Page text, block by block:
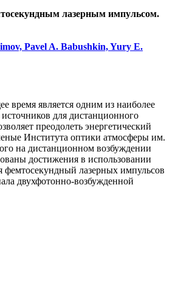
лазерным импульсом.
Pavel A. Babushkin, Yury E.
время является одним из наиболее
для дистанционного
преодолеть энергетический
Института оптики атмосферы им.
на дистанционном возбуждении
достижения в использовании
фемтосекундный лазерных импульсов
двухфотонно-возбужденной